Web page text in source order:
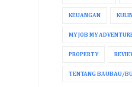
KEUANGAN
MY JOB MY
PROPERTY
TENTANG BAUBAU/